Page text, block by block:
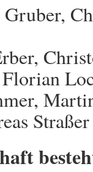
Straßer